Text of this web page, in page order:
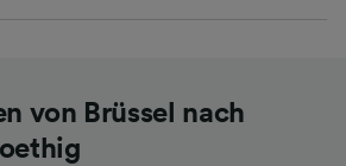
von Brüssel nach